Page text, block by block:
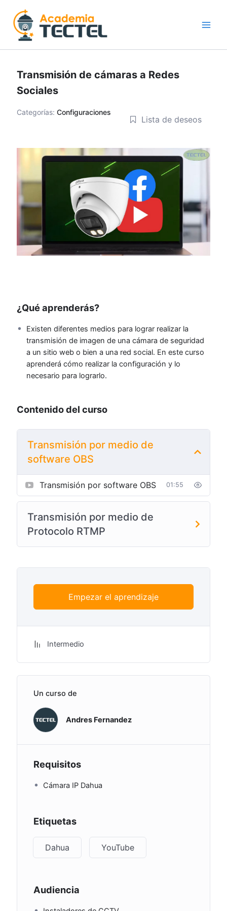
contenido
Transmisión de cámaras a Redes
Sociales
Categorías:Configuraciones
Lista de deseos
¿Qué aprenderás?
Existen diferentes medios para lograr realizar la
transmisión de imagen de una cámara de seguridad
a un sitio web o bien a una red social. En este curso
aprenderá cómo realizar la configuración y lo
necesario para lograrlo.
Contenido del curso
Transmisión por medio de
software OBS
Transmisión por software OBS 01:55
Transmisión por medio de
Protocolo RTMP
Empezar el aprendizaje
Intermedio
Un curso de
Andres Fernandez
Requisitos
Cámara IP Dahua
Etiquetas
Dahua YouTube
Audiencia